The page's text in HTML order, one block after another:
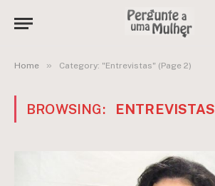
Home » Category: "Entrevistas" (Page 2)
BROWSING: ENTREVISTAS